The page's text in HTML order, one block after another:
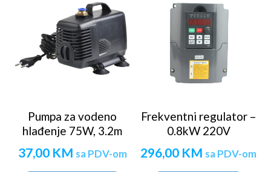
Pumpa za vodeno
hlađenje 75W, 3.2m
37,00 KM sa PDV-om
Frekventni regulator –
0.8kW 220V
296,00 KM sa PDV-om